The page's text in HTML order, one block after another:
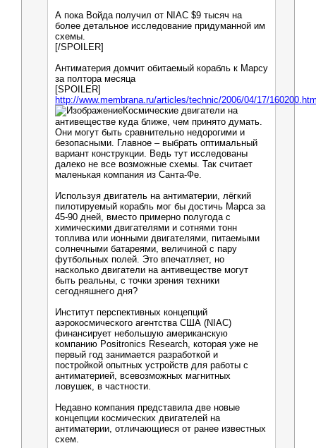
А пока Войда получил от NIAC $9 тысяч на
более детальное исследование придуманной им
схемы.
[/SPOILER]
Антиматерия домчит обитаемый корабль к Марсу
за полтора месяца
[SPOILER]
http://www.membrana.ru/articles/technic/2006/04/17/
Космические двигатели на
антивеществе куда ближе, чем принято думать.
Они могут быть сравнительно недорогими и
безопасными. Главное – выбрать оптимальный
вариант конструкции. Ведь тут исследованы
далеко не все возможные схемы. Так считает
маленькая компания из Санта-Фе.
Используя двигатель на антиматерии, лёгкий
пилотируемый корабль мог бы достичь Марса за
45-90 дней, вместо примерно полугода с
химическими двигателями и сотнями тонн
топлива или ионными двигателями, питаемыми
солнечными батареями, величиной с пару
футбольных полей. Это впечатляет, но
насколько двигатели на антивеществе могут
быть реальны, с точки зрения техники
сегодняшнего дня?
Институт перспективных концепций
аэрокосмического агентства США (NIAC)
финансирует небольшую американскую
компанию Positronics Research, которая уже не
первый год занимается разработкой и
постройкой опытных устройств для работы с
антиматерией, всевозможных магнитных
ловушек, в частности.
Недавно компания представила две новые
концепции космических двигателей на
антиматерии, отличающиеся от ранее известных
схем.